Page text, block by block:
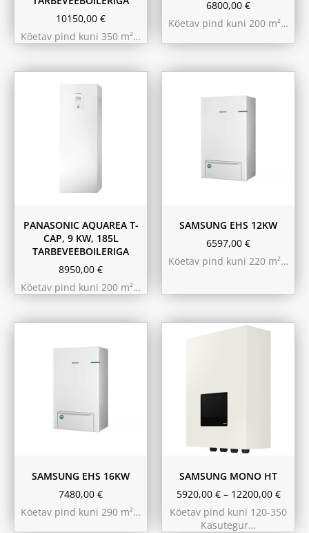
10150,00 €
Köetav pind kuni 350 m²…
6800,00 €
Köetav pind kuni 200 m²…
PANASONIC AQUAREA T-
CAP, 9 KW, 185L
TARBEVEEBOILERIGA
8950,00 €
Köetav pind kuni 200 m²…
SAMSUNG EHS 12KW
6597,00 €
Köetav pind kuni 220 m²…
SAMSUNG EHS 16KW
7480,00 €
Köetav pind kuni 290 m²…
boilerita
SAMSUNG MONO HT
5920,00 € – 12200,00 €
Köetav pind kuni 120-350
Kasutegur…